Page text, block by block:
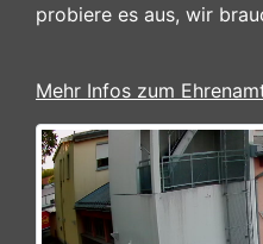
probiere es aus, wir
Mehr Infos zum